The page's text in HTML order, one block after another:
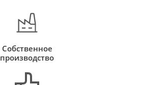
Собственное
производство